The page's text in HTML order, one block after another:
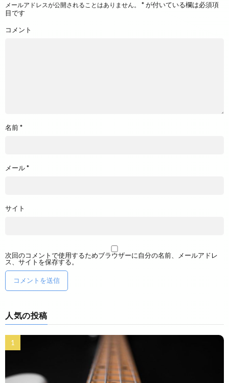
メールアドレスが公開されることはありません。 *が付いている欄は必須項
目です
コメント
名前*
メール*
サイト
次回のコメントで使用するためブラウザーに自分の名前、メールアドレ
ス、サイトを保存する。
人気の投稿